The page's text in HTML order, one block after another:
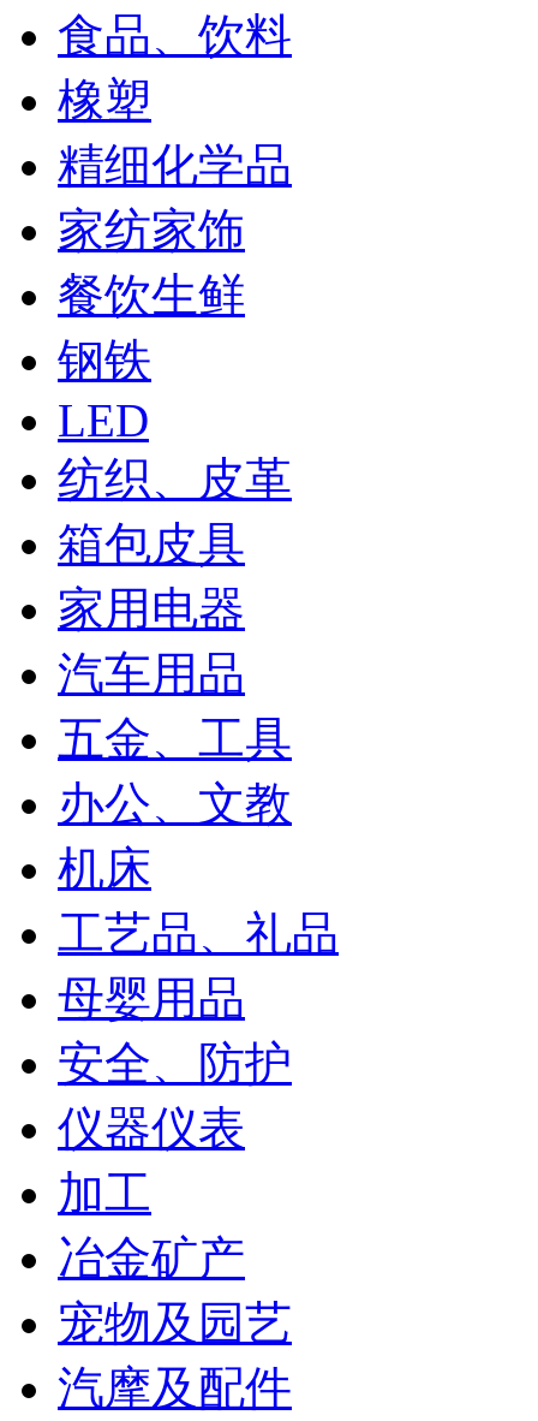
食品、饮料
橡塑
精细化学品
家纺家饰
餐饮生鲜
钢铁
LED
纺织、皮革
箱包皮具
家用电器
汽车用品
五金、工具
办公、文教
机床
工艺品、礼品
母婴用品
安全、防护
仪器仪表
加工
冶金矿产
宠物及园艺
汽摩及配件